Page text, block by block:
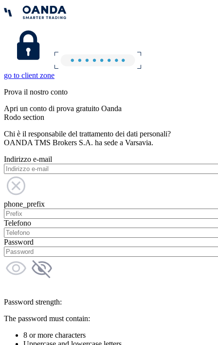
go to client zone
Prova il nostro conto
Apri un conto di prova gratuito Oanda
Rodo section
Chi è il responsabile del trattamento dei dati personali?
OANDA TMS Brokers S.A. ha sede a Varsavia.
Indirizzo e-mail
phone_prefix
Telefono
Password
Password strength:
The password must contain:
8 or more characters